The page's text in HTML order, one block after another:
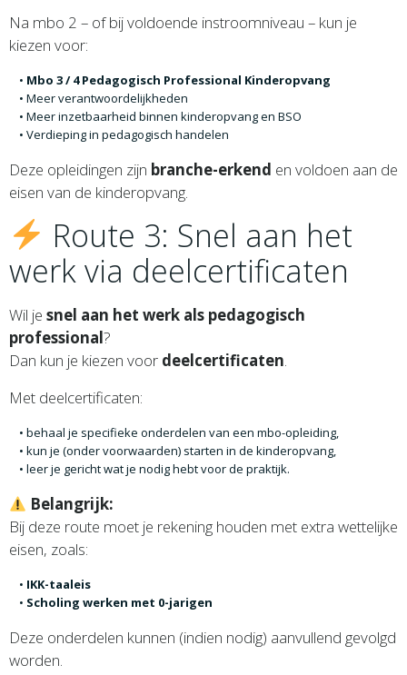
Na mbo 2 – of bij voldoende instroomniveau – kun je
kiezen voor:
Mbo 3 / 4 Pedagogisch Professional Kinderopvang
Meer verantwoordelijkheden
Meer inzetbaarheid binnen kinderopvang en BSO
Verdieping in pedagogisch handelen
Deze opleidingen zijn branche-erkend en voldoen aan de
eisen van de kinderopvang.
Route 3: Snel aan het
werk via deelcertificaten
Wil je snel aan het werk als pedagogisch
professional?
Dan kun je kiezen voor deelcertificaten.
Met deelcertificaten:
behaal je specifieke onderdelen van een mbo-opleiding,
kun je (onder voorwaarden) starten in de kinderopvang,
leer je gericht wat je nodig hebt voor de praktijk.
Belangrijk:
Bij deze route moet je rekening houden met extra wettelijke
eisen, zoals:
IKK-taaleis
Scholing werken met 0-jarigen
Deze onderdelen kunnen (indien nodig) aanvullend gevolgd
worden.